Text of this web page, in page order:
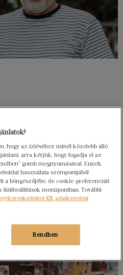
hogy az ízléséhez minél közelebb álló
arra kérjük, hogy fogadja el az
gomb megnyomásával. Ennek
használata szempontjából
a böngészőjébe, de cookie-preferenciáit
menüpontban. További
Kft. adatkezelési
Rendben